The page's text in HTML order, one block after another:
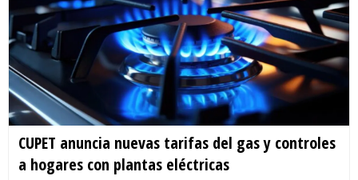
CUPET anuncia nuevas tarifas del gas y controles
a hogares con plantas eléctricas